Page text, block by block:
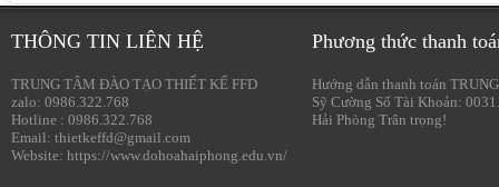
THÔNG TIN LIÊN HỆ
TRUNG TÂM ĐÀO TẠO THIẾT KẾ FFD
zalo: 0986.322.768
Hotline : 0986.322.768
Email: thietkeffd@gmail.com
Website: https://www.dohoahaiphong.edu.vn/
Phương thức thanh
Hướng dẫn thanh toán
Sỹ Cường Số Tài Khoản:
Hải Phòng Trân trọng!